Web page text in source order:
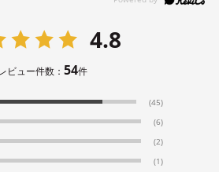
4.8
ビュー件数： 54件
(45)
(6)
(2)
(1)